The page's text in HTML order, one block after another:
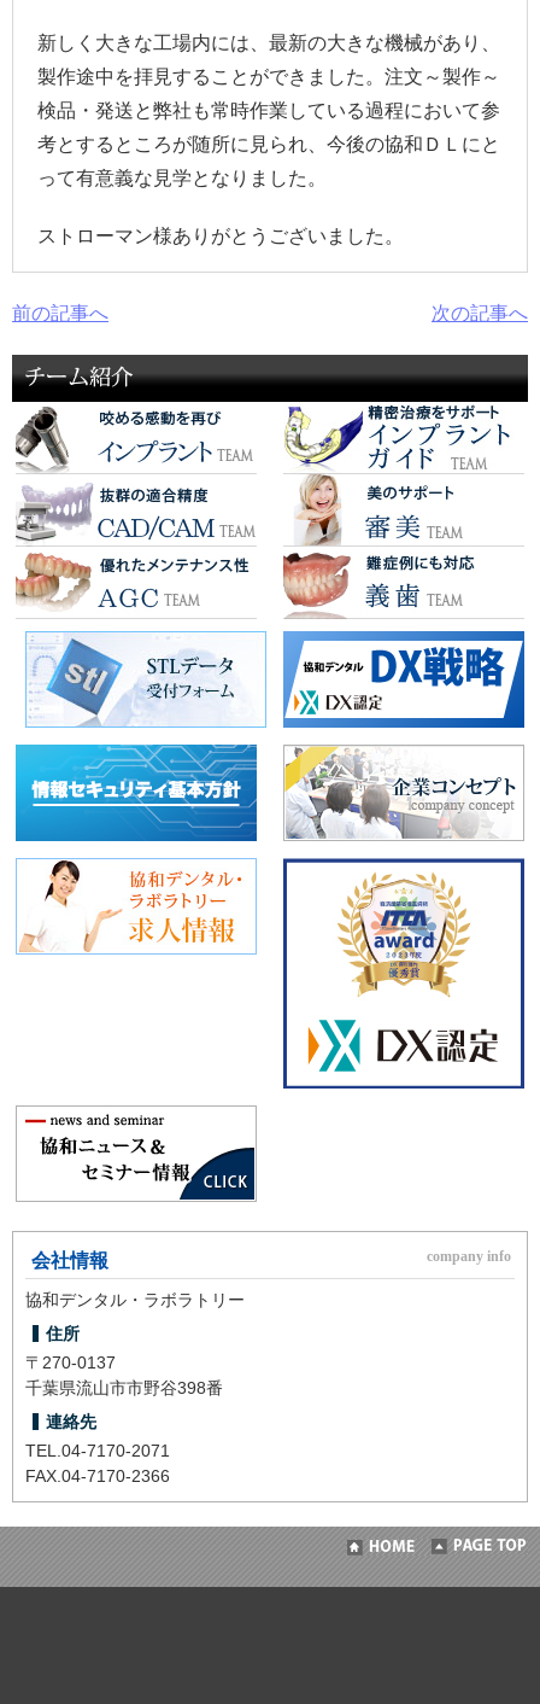
新しく大きな工場内には、最新の大きな機械があり、
製作途中を拝見することができました。注文～製作～
検品・発送と弊社も常時作業している過程において参
考とするところが随所に見られ、今後の協和ＤＬにと
って有意義な見学となりました。
ストローマン様ありがとうございました。
前の記事へ 次の記事へ
会社情報
協和デンタル・ラボラトリー
住所
〒270-0137
千葉県流山市市野谷398番
連絡先
TEL.04-7170-2071
FAX.04-7170-2366